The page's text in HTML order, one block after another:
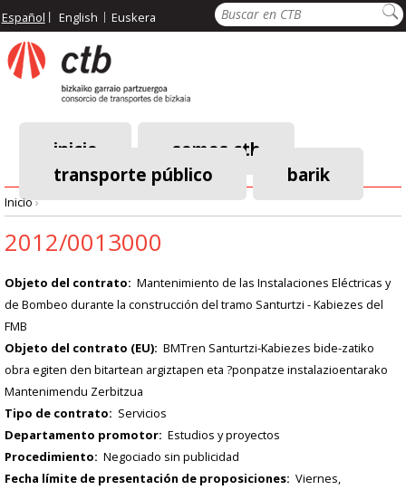
Pasar
al
contenido
principal
Buscar
Español English Euskera
Menú
principal
inicio
somos ctb
transporte público
barik
Ruta
de
navegación
Inicio›
2012/0013000
Objeto del contrato
Mantenimiento de las Instalaciones Eléctricas y
de Bombeo durante la construcción del tramo Santurtzi - Kabiezes del
FMB
Objeto del contrato (EU) BMTren Santurtzi-Kabiezes bide-zatiko
obra egiten den bitartean argiztapen eta ?ponpatze instalazioentarako
Mantenimendu Zerbitzua
Tipo de contrato
Servicios
Departamento promotor Estudios y proyectos
Procedimiento
Negociado sin publicidad
Fecha límite de presentación de proposiciones Viernes,